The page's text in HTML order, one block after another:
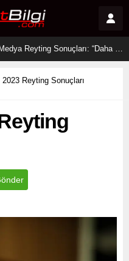
2 Ağustos 2026 Sosyal Medya Reyting Sonuçları: “Daha 17” Ekranlara Ambargo Koydu!
Reyting Sonuçları